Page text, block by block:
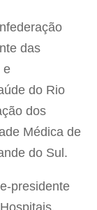
das
e
do Rio
dos
Médica de
do Sul.
presidente